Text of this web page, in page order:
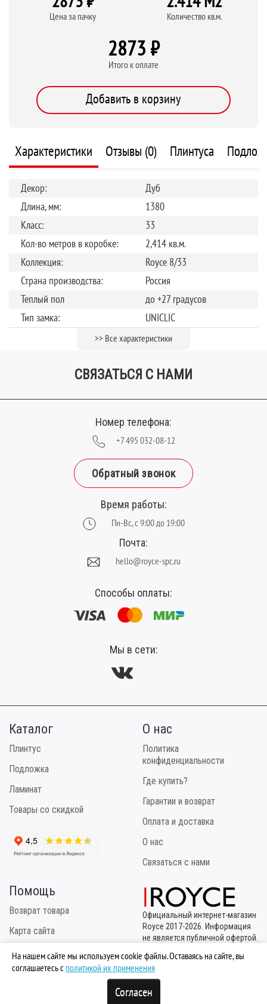
Цена за пачку Количество кв.м.
2873 ₽
Итого к оплате
Добавить в корзину
Характеристики Отзывы (0) Плинтуса
Декор:
Дуб
Длина, мм:
1380
Класс:
33
Кол-во метров в коробке:
2,414 кв.м.
Коллекция:
Royce 8/33
Страна производства:
Россия
Теплый пол
до +27 градусов
Тип замка:
UNICLIC
8
Ширина планки (мм):
159
>> Все характеристики
СВЯЗАТЬСЯ С НАМИ
Номер телефона:
+7 495 032-08-12
Обратный звонок
Время работы:
Пн-Вс, с 9:00 до 19:00
Почта:
hello@royce-spc.ru
Способы оплаты:
Мы в сети:
Каталог
Плинтус
Подложка
Ламинат
Товары со скидкой
О нас
Политика
конфиденциальности
Где купить?
Гарантии и возврат
Оплата и доставка
О нас
Связаться с нами
Помощь
Возврат товара
Карта сайта
Инструкция по укладке
Официальный интернет-магазин
Royce 2017-2026. Информация
не является публичной офертой.
правообладатель
ТМ "Royce" - ООО "МБК
Логистик"
На нашем сайте мы используем cookie файлы. Оставаясь на сайте, вы
соглашаетесь с политикой их применения
Согласен